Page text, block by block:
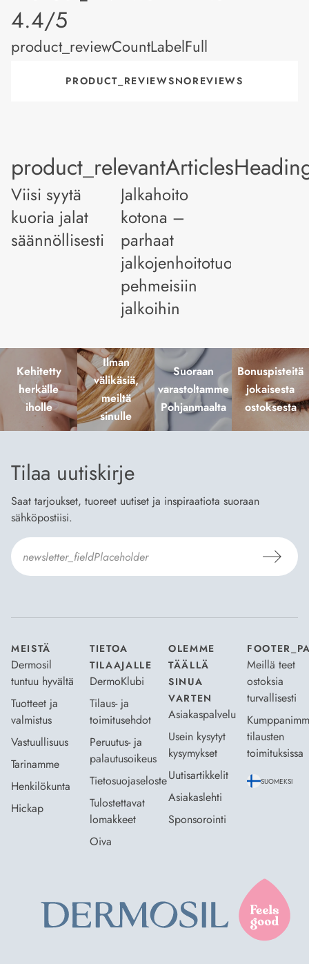
product_rating
4.4/5
product_reviewCountLabelFull
PRODUCT_REVIEWSNOREVIEWS
Viisi syytä
kuoria jalat
säännöllisesti
Jalkahoito
kotona –
parhaat
jalkojenhoitotuotteet
pehmeisiin
jalkoihin
Kehitetty
herkälle
iholle
Ilman
välikäsiä,
meiltä
sinulle
Suoraan
varastoltamme
Pohjanmaalta
Bonuspisteitä
jokaisesta
ostoksesta
Tilaa uutiskirje
Saat tarjoukset, tuoreet uutiset ja inspiraatiota suoraan
sähköpostiisi.
MEISTÄ
Dermosil
tuntuu hyvältä
Tuotteet ja
valmistus
Vastuullisuus
Tarinamme
Henkilökunta
Hickap
TIETOA
TILAAJALLE
DermoKlubi
Tilaus- ja
toimitusehdot
Peruutus- ja
palautusoikeus
Tietosuojaseloste
Tulostettavat
lomakkeet
Oiva
OLEMME
TÄÄLLÄ
SINUA
VARTEN
Asiakaspalvelu
Usein kysytyt
kysymykset
Uutisartikkelit
Asiakaslehti
Sponsorointi
Meillä teet
ostoksia
turvallisesti
tilausten
toimituksissa
SUOMEKSI